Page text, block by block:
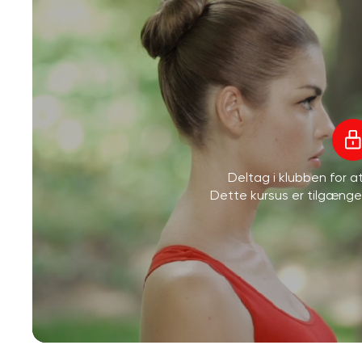
Deltag i klubben for
Dette kursus er